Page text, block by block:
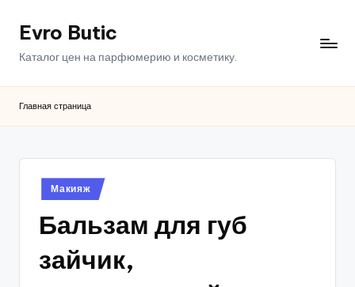
ПерейтиEvro Butic
Каталог цен на парфюмерию и косметику.
Главная страница
Опубликовано
в
Макияж
Бальзам для губ
зайчик,